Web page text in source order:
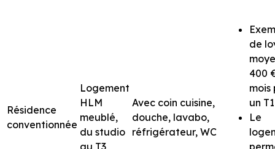
Résidence
conventionnée
Logement
HLM
meublé,
du studio
Avec coin cuisine,
douche, lavabo,
réfrigérateur, WC
de
400
mois
un T1
Le